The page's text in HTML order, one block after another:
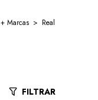
+ Marcas > Real
FILTRAR